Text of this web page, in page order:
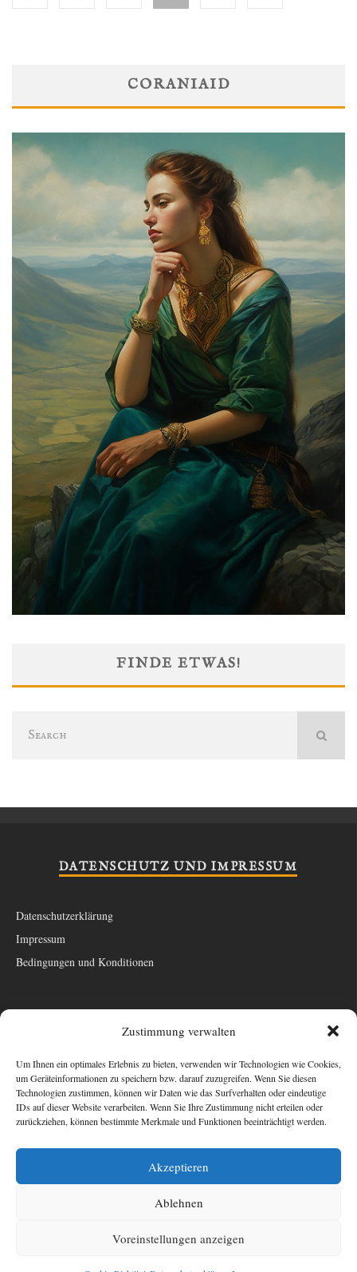
Zustimmung verwalten
Um Ihnen ein optimales Erlebnis zu bieten, verwenden wir Technologien wie Cookies,
um Geräteinformationen zu speichern bzw. darauf zuzugreifen. Wenn Sie diesen
Technologien zustimmen, können wir Daten wie das Surfverhalten oder eindeutige
IDs auf dieser Website verarbeiten. Wenn Sie Ihre Zustimmung nicht erteilen oder
zurückziehen, können bestimmte Merkmale und Funktionen beeinträchtigt werden.
Akzeptieren
Ablehnen
Voreinstellungen anzeigen
CORANIAID
FINDE ETWAS!
DATENSCHUTZ UND IMPRESSUM
Datenschutzerklärung
Impressum
Bedingungen und Konditionen
WEITERE WICHTIGE SEITEN
FOLLOW
Fantasy Club e. V.
Erster Deutscher Fantasy Club